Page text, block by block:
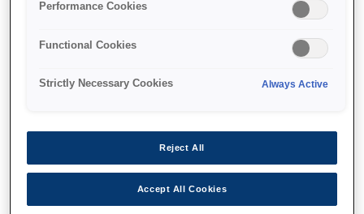
Функції
All-new, compact and stylish
Performance Cookies
Functional Cookies
Strictly Necessary Cookies Always Active
Reject All
Accept All Cookies